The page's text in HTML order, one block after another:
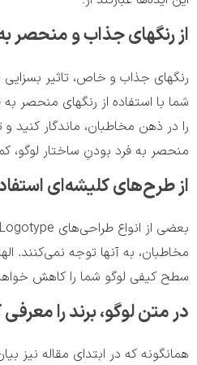
از رنگهای جذاب و منحصر
رنگهای جذاب و خاص، تاثیر
شما با استفاده از رنگهای منحصر
را در ذهن مخاطبان، ماندگار کنید
منحصر به فرد بودنِ ساختار لوگو،
از طرح‌های کلیشه‌ای
مخاطبان، به آنها توجه نمی‌کنند.
سطح کیفی لوگو شما را کاهش
در متن لوگو، برند را
همانگونه که در ابتدای مقاله نیز